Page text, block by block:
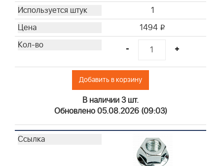
1
1494 i
- +
Добавить в корзину
В наличии 3 шт.
Обновлено 05.08.2026 (09:03)